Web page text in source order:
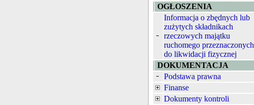
OGŁOSZENIA
Informacja o zbędnych lub
zużytych składnikach
rzeczowych majątku
ruchomego przeznaczonych
do likwidacji fizycznej
DOKUMENTACJA
Podstawa prawna
Finanse
Dokumenty kontroli